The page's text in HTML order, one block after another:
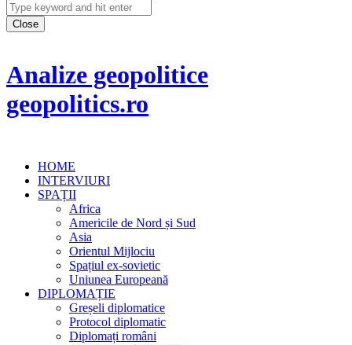
Close
Analize geopolitice
geopolitics.ro
HOME
INTERVIURI
SPAȚII
Africa
Americile de Nord și Sud
Asia
Orientul Mijlociu
Spațiul ex-sovietic
Uniunea Europeană
DIPLOMAȚIE
Greșeli diplomatice
Protocol diplomatic
Diplomați români